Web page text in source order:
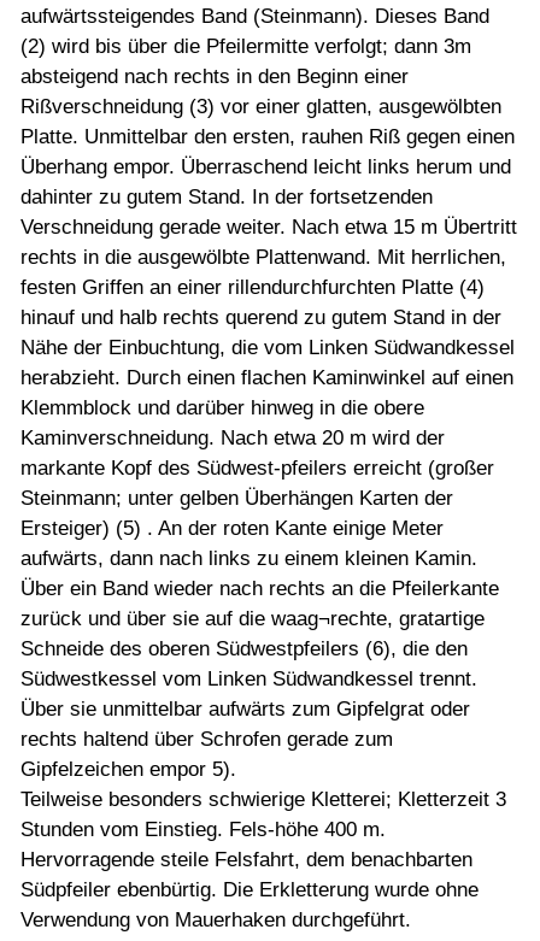
aufwärtssteigendes Band (Steinmann). Dieses Band
(2) wird bis über die Pfeilermitte verfolgt; dann 3m
absteigend nach rechts in den Beginn einer
Rißverschneidung (3) vor einer glatten, ausgewölbten
Platte. Unmittelbar den ersten, rauhen Riß gegen einen
Überhang empor. Überraschend leicht links herum und
dahinter zu gutem Stand. In der fortsetzenden
Verschneidung gerade weiter. Nach etwa 15 m Übertritt
rechts in die ausgewölbte Plattenwand. Mit herrlichen,
festen Griffen an einer rillendurchfurchten Platte (4)
hinauf und halb rechts querend zu gutem Stand in der
Nähe der Einbuchtung, die vom Linken Südwandkessel
herabzieht. Durch einen flachen Kaminwinkel auf einen
Klemmblock und darüber hinweg in die obere
Kaminverschneidung. Nach etwa 20 m wird der
markante Kopf des Südwest-pfeilers erreicht (großer
Steinmann; unter gelben Überhängen Karten der
Ersteiger) (5) . An der roten Kante einige Meter
aufwärts, dann nach links zu einem kleinen Kamin.
Über ein Band wieder nach rechts an die Pfeilerkante
zurück und über sie auf die waag¬rechte, gratartige
Schneide des oberen Südwestpfeilers (6), die den
Südwestkessel vom Linken Südwandkessel trennt.
Über sie unmittelbar aufwärts zum Gipfelgrat oder
rechts haltend über Schrofen gerade zum
Gipfelzeichen empor 5).
Teilweise besonders schwierige Kletterei; Kletterzeit 3
Stunden vom Einstieg. Fels-höhe 400 m.
Hervorragende steile Felsfahrt, dem benachbarten
Südpfeiler ebenbürtig. Die Erkletterung wurde ohne
Verwendung von Mauerhaken durchgeführt.